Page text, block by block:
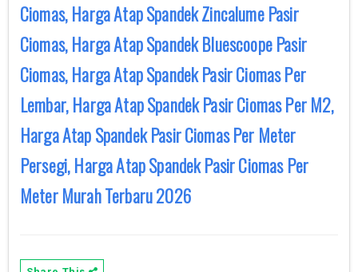
Ciomas, Harga Atap Spandek Zincalume Pasir
Ciomas, Harga Atap Spandek Bluescoope Pasir
Ciomas, Harga Atap Spandek Pasir Ciomas Per
Lembar, Harga Atap Spandek Pasir Ciomas Per M2,
Harga Atap Spandek Pasir Ciomas Per Meter
Persegi, Harga Atap Spandek Pasir Ciomas Per
Meter Murah Terbaru 2026